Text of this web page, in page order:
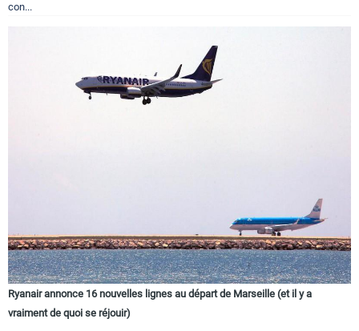
con...
Ryanair annonce 16 nouvelles lignes au départ de Marseille (et il y a
vraiment de quoi se réjouir)